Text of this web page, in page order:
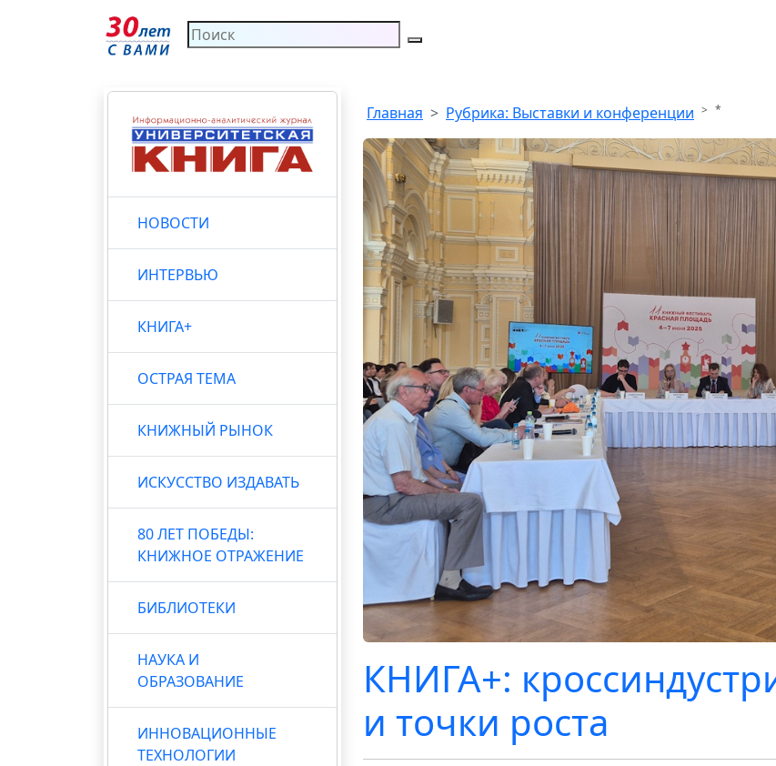
НОВОСТИ
ИНТЕРВЬЮ
КНИГА+
ОСТРАЯ ТЕМА
КНИЖНЫЙ РЫНОК
ИСКУССТВО ИЗДАВАТЬ
80 ЛЕТ ПОБЕДЫ:
КНИЖНОЕ ОТРАЖЕНИЕ
БИБЛИОТЕКИ
НАУКА И
ОБРАЗОВАНИЕ
ИННОВАЦИОННЫЕ
ТЕХНОЛОГИИ
Главная Рубрика: Выставки и конференции *
КНИГА+:
и точки роста